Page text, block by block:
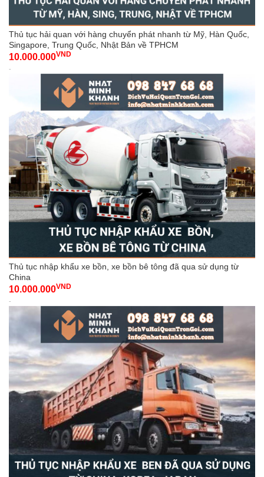
Thủ tục hải quan với hàng chuyển phát nhanh từ Mỹ, Hàn Quốc,
Singapore, Trung Quốc, Nhật Bản về TPHCM
10.000.000VND
-
Thủ tục nhập khẩu xe bồn, xe bồn bê tông đã qua sử dụng từ
China
10.000.000VND
-